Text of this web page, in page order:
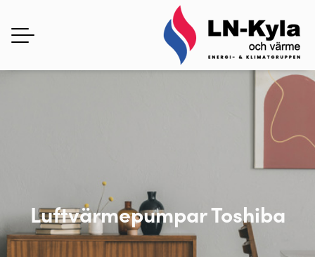
Luftvärmepumpar Toshiba